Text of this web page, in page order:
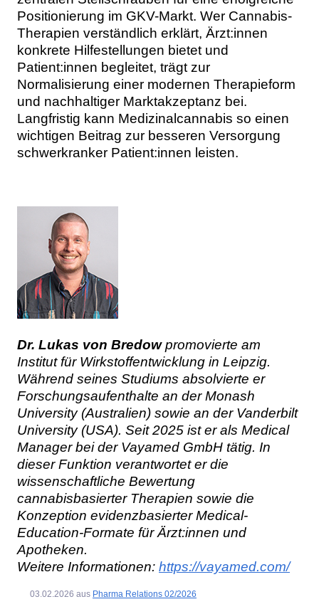
Positionierung im GKV-Markt. Wer Cannabis-
Therapien verständlich erklärt, Ärzt:innen
konkrete Hilfestellungen bietet und
Patient:innen begleitet, trägt zur
Normalisierung einer modernen Therapieform
und nachhaltiger Marktakzeptanz bei.
Langfristig kann Medizinalcannabis so einen
wichtigen Beitrag zur besseren Versorgung
schwerkranker Patient:innen leisten.
Dr. Lukas von Bredowpromovierte am
Institut für Wirkstoffentwicklung in Leipzig.
Während seines Studiums absolvierte er
Forschungsaufenthalte an der Monash
University (Australien) sowie an der Vanderbilt
University (USA). Seit 2025 ist er als Medical
Manager bei der Vayamed GmbH tätig. In
dieser Funktion verantwortet er die
wissenschaftliche Bewertung
cannabisbasierter Therapien sowie die
Konzeption evidenzbasierter Medical-
Education-Formate für Ärzt:innen und
Apotheken.
Weitere Informationen: https://vayamed.com/
03.02.2026 aus Pharma Relations 02/2026